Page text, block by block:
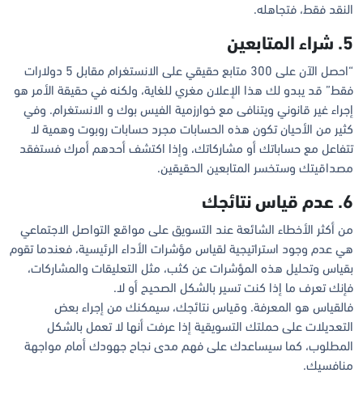
النقد فقط، فتجاهله.
5. شراء المتابعين
“احصل الآن على 300 متابع حقيقي على الانستغرام مقابل 5 دولارات
فقط” قد يبدو لك هذا الإعلان مغري للغاية، ولكنه في حقيقة الأمر هو
إجراء غير قانوني ويتنافى مع خوارزمية الفيس بوك و الانستغرام. وفي
كثير من الأحيان تكون هذه الحسابات مجرد حسابات روبوت وهمية لا
تتفاعل مع حساباتك أو مشاركاتك، وإذا اكتشف أحدهم أمرك فستفقد
مصداقيتك وستخسر المتابعين الحقيقين.
6. عدم قياس نتائجك
من أكثر الأخطاء الشائعة عند التسويق على مواقع التواصل الاجتماعي
هي عدم وجود استراتيجية لقياس مؤشرات الأداء الرئيسية، فعندما تقوم
بقياس وتحليل هذه المؤشرات عن كثب، مثل التعليقات والمشاركات،
فإنك تعرف ما إذا كنت تسير بالشكل الصحيح أو لا.
فالقياس هو المعرفة. وقياس نتائجك، سيمكنك من إجراء بعض
التعديلات على حملتك التسويقية إذا عرفت أنها لا تعمل بالشكل
المطلوب، كما سيساعدك على فهم مدى نجاح جهودك أمام مواجهة
منافسيك.